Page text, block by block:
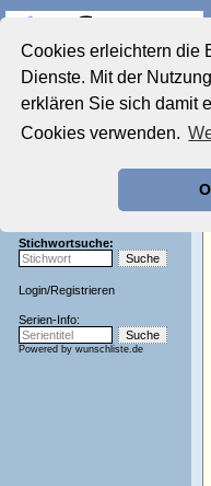
Cookies erleichtern die
Dienste. Mit der
erklären Sie sich damit
Cookies verwenden.
Startseite
Aktuelles Forum
Film-Forum
Zeichentrick-Forum
Stichwortsuche:
Login/Registrieren
Serien-Info:
Powered by wunschliste.de